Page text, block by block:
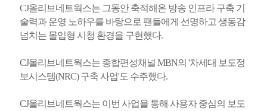
CJ올리브네트웍스는 그동안 축적해온 방송 인프라 구축 기
술력과 운영 노하우를 바탕으로 팬들에게 선명하고 생동감
넘치는 몰입형 시청 환경을 구현했다.
CJ올리브네트웍스는 종합편성채널 MBN의 '차세대 보도정
보시스템(NRC) 구축 사업'도 수주했다.
CJ올리브네트웍스는 이번 사업을 통해 사용자 중심의 보도